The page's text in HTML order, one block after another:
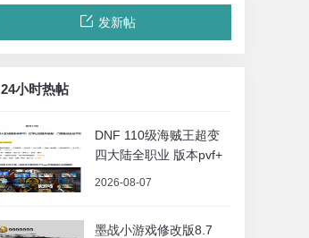
发新帖
24小时热帖
DNF 110级海贼王超变
四大陆全职业 版本pvf+
2026-08-07
墨战小游戏修改版8.7